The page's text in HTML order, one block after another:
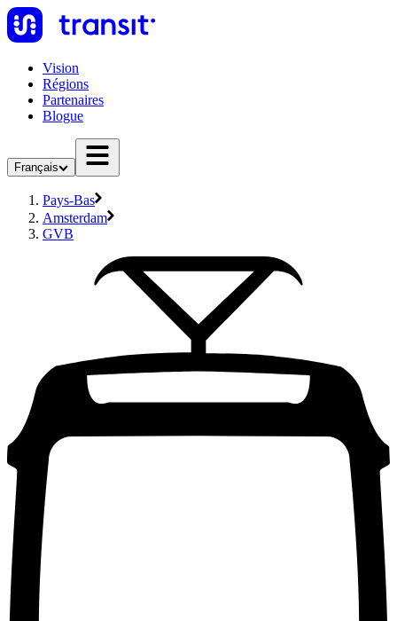
Vision
Régions
Partenaires
Blogue
Français
Pays-Bas
Amsterdam
GVB